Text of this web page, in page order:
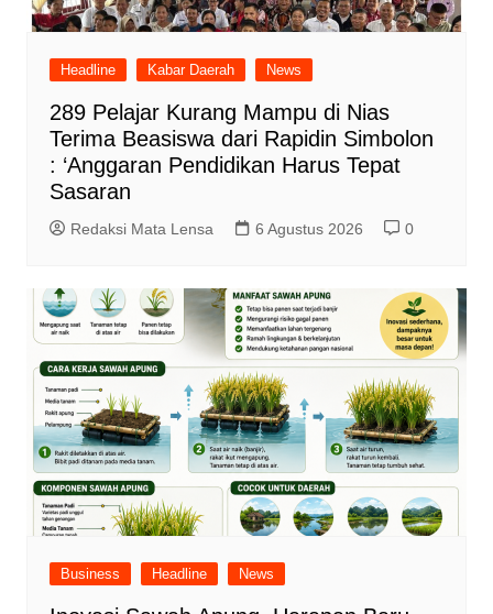
Headline Kabar Daerah News
289 Pelajar Kurang Mampu di Nias
Terima Beasiswa dari Rapidin Simbolon
: ‘Anggaran Pendidikan Harus Tepat
Sasaran
Redaksi Mata Lensa 6 Agustus 2026 0
Business Headline News